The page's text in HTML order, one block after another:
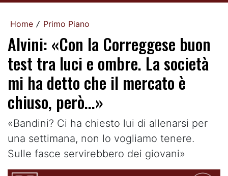
Home / Primo Piano
Alvini: «Con la Correggese buon
test tra luci e ombre. La società
mi ha detto che il mercato è
chiuso, però...»
«Bandini? Ci ha chiesto lui di allenarsi per
una settimana, non lo vogliamo tenere.
Sulle fasce servirebbero dei giovani»